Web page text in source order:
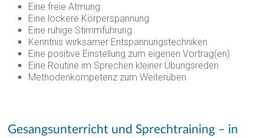
Eine freie Atmung
Eine lockere Körperspannung
Eine ruhige Stimmführung
Kenntnis wirksamer Entspannungstechniken
Eine positive Einstellung zum eigenen Vortrag(en)
Eine Routine im Sprechen kleiner Übungsreden
Methodenkompetenz zum Weiterüben
Gesangsunterricht und Sprechtraining – in